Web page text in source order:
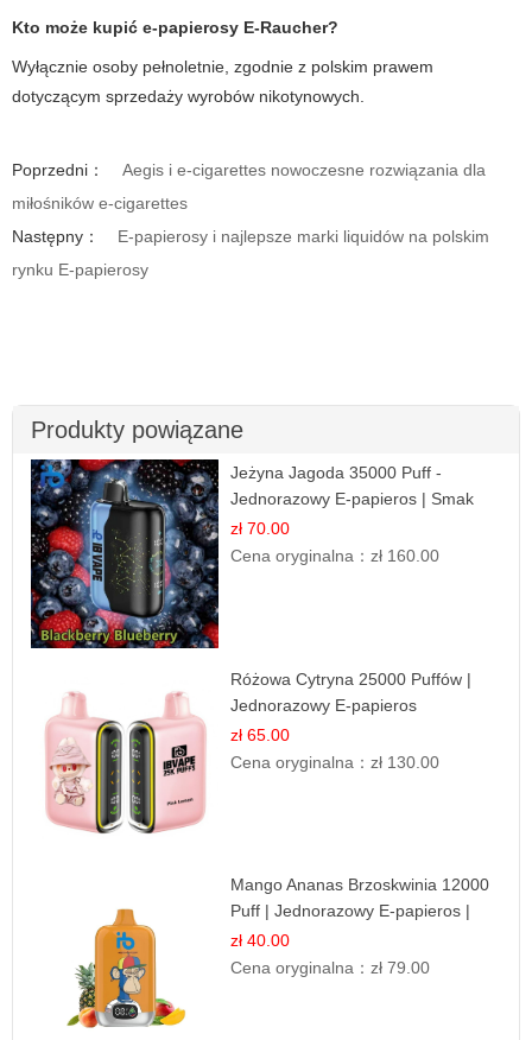
Kto może kupić e-papierosy E-Raucher?
Wyłącznie osoby pełnoletnie, zgodnie z polskim prawem
dotyczącym sprzedaży wyrobów nikotynowych.
Poprzedni：
Aegis i e-cigarettes nowoczesne rozwiązania dla
miłośników e-cigarettes
Następny：
E-papierosy i najlepsze marki liquidów na polskim
rynku E-papierosy
Produkty powiązane
Jeżyna Jagoda 35000 Puff -
Jednorazowy E-papieros | Smak
Leśnych Owoców
zł 70.00
Cena oryginalna：zł 160.00
Różowa Cytryna 25000 Puffów |
Jednorazowy E-papieros
zł 65.00
Cena oryginalna：zł 130.00
Mango Ananas Brzoskwinia 12000
Puff | Jednorazowy E-papieros |
Tropikalny Smak
zł 40.00
Cena oryginalna：zł 79.00